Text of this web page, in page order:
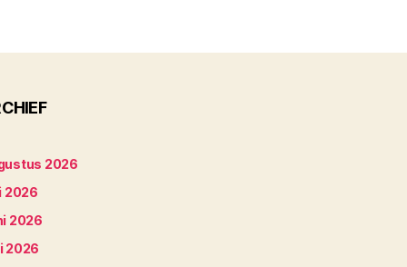
2026
2026
2026
2026